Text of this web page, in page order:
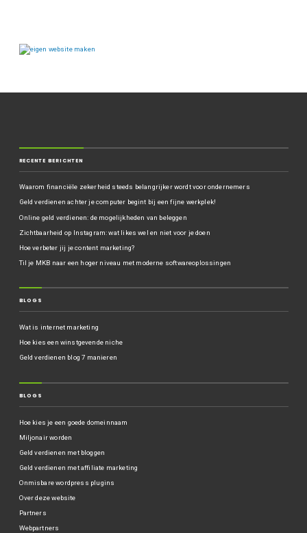
RECENTE BERICHTEN
Waarom financiële zekerheid steeds belangrijker wordt voor ondernemers
Geld verdienen achter je computer begint bij een fijne werkplek!
Online geld verdienen: de mogelijkheden van beleggen
Zichtbaarheid op Instagram: wat likes wel en niet voor je doen
Hoe verbeter jij je content marketing?
Til je MKB naar een hoger niveau met moderne softwareoplossingen
BLOGS
Wat is internet marketing
Hoe kies een winstgevende niche
Geld verdienen blog 7 manieren
BLOGS
Hoe kies je een goede domeinnaam
Miljonair worden
Geld verdienen met bloggen
Geld verdienen met affiliate marketing
Onmisbare wordpress plugins
Over deze website
Partners
Webpartners